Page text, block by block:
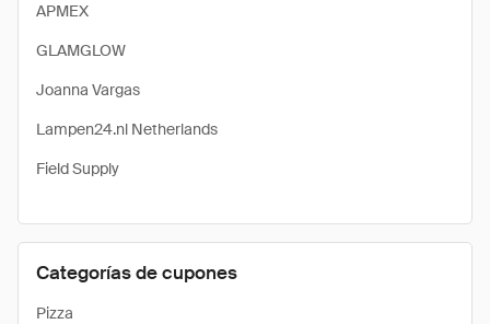
APMEX
GLAMGLOW
Joanna Vargas
Lampen24.nl Netherlands
Field Supply
Categorías de cupones
Pizza